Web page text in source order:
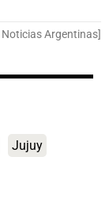
Noticias Argentinas]
Jujuy